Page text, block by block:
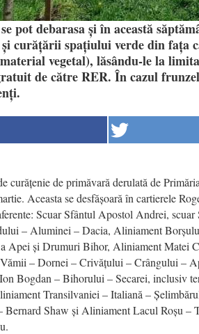
pot debarasa și în această
curățării spațiului verde din fața
vegetal), lăsându-le la
de către RER. În cazul
curățenie de primăvară derulată de
Aceasta se desfășoară în cartierele
Scuar Sfântul Apostol Andrei,
– Aluminei – Dacia, Aliniament
Apei și Drumuri Bihor, Aliniament Matei
– Dornei – Crivățului – Crângului –
Bogdan – Bihorului – Secarei, inclusiv
Transilvaniei – Italiană –
Bernard Shaw și Aliniament Lacul Roșu –